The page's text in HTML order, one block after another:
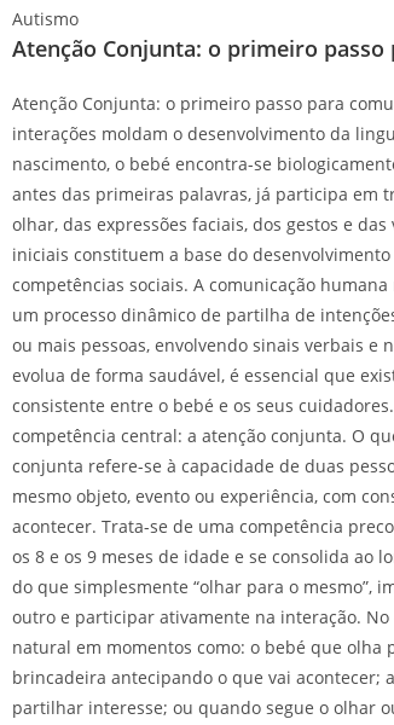
Autismo
Atenção Conjunta: o primeiro
Atenção Conjunta: o primeiro passo para
interações moldam o desenvolvimento da
nascimento, o bebé encontra-se
antes das primeiras palavras, já participa em
olhar, das expressões faciais, dos gestos e
iniciais constituem a base do
competências sociais. A comunicação
um processo dinâmico de partilha de
ou mais pessoas, envolvendo sinais verbais e
evolua de forma saudável, é essencial que
consistente entre o bebé e os seus
competência central: a atenção conjunta. O
conjunta refere-se à capacidade de duas
mesmo objeto, evento ou experiência, com
acontecer. Trata-se de uma competência
os 8 e os 9 meses de idade e se consolida ao
do que simplesmente “olhar para o mesmo”,
outro e participar ativamente na interação.
natural em momentos como: o bebé que olha
brincadeira antecipando o que vai acontecer;
partilhar interesse; ou quando segue o olhar